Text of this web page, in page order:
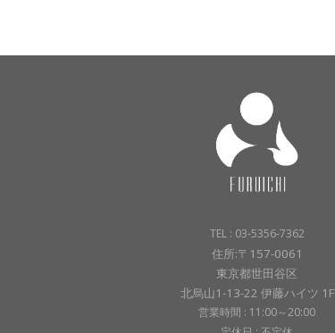
TEL : 03-5356-7362
住所:〒157-0061
東京都世田谷区
北烏山1-13-22 伊藤ハイツ 1F
営業時間 : 11:00～20:00